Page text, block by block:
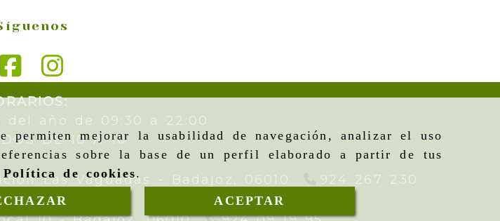
mejorar la usabilidad de navegación, analizar el uso
sobre la base de un perfil elaborado a partir de tus
Política de cookies.
ACEPTAR
año de 09:30 a 22:00
DE 10 A 10
Las Vaguadas - Badajoz, 06010 924 267 230